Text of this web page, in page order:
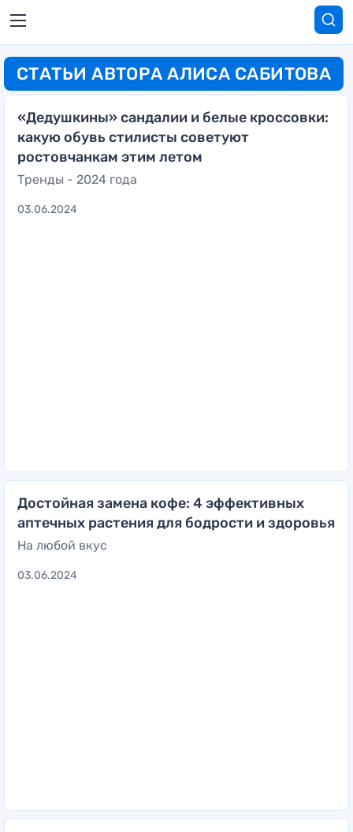
СТАТЬИ АВТОРА АЛИСА САБИТОВА
«Дедушкины» сандалии и белые кроссовки:
какую обувь стилисты советуют
ростовчанкам этим летом
Тренды - 2024 года
03.06.2024
Достойная замена кофе: 4 эффективных
аптечных растения для бодрости и здоровья
На любой вкус
03.06.2024